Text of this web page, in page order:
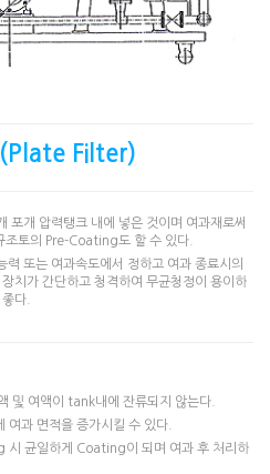
(Plate Filter)
포개 압력탱크 내에 넣은 것이며 여과재로써
조토의 Pre-Coating도 할 수 있다.
또는 여과속도에서 정하고 여과 종료시의
치가 간단하고 청격하여 무균청정이 용이하
다.
및 여액이 tank내에 잔류되지 않는다.
여과 면적을 증가시킬 수 있다.
균일하게 Coating이 되며 여과 후 처리하